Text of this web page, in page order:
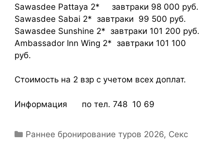
Sawasdee Pattaya 2* завтраки 98 000 руб.
Sawasdee Sabai 2* завтраки 99 500 руб.
Sawasdee Sunshine 2* завтраки 101 200 руб.
Ambassador Inn Wing 2* завтраки 101 100
руб.
Стоимость на 2 взр с учетом всех доплат.
Информация по тел. 748 10 69
Раннее бронирование туров 2026, Секс